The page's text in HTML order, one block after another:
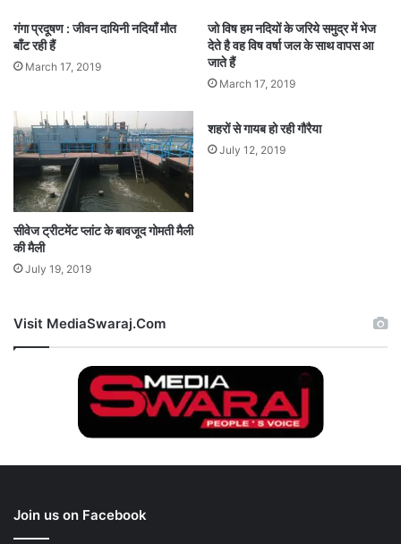
गंगा प्रदूषण : जीवन दायिनी नदियाँ मौत
बाँट रही हैं
March 17, 2019
जो विष हम नदियों के जरिये समुद्र में भेज
देते है वह विष वर्षा जल के साथ वापस आ
जाते हैं
March 17, 2019
सीवेज ट्रीटमेंट प्लांट के बावजूद गोमती मैली
की मैली
July 19, 2019
शहरों से गायब हो रही गौरैया
July 12, 2019
Visit MediaSwaraj.Com
Join us on Facebook